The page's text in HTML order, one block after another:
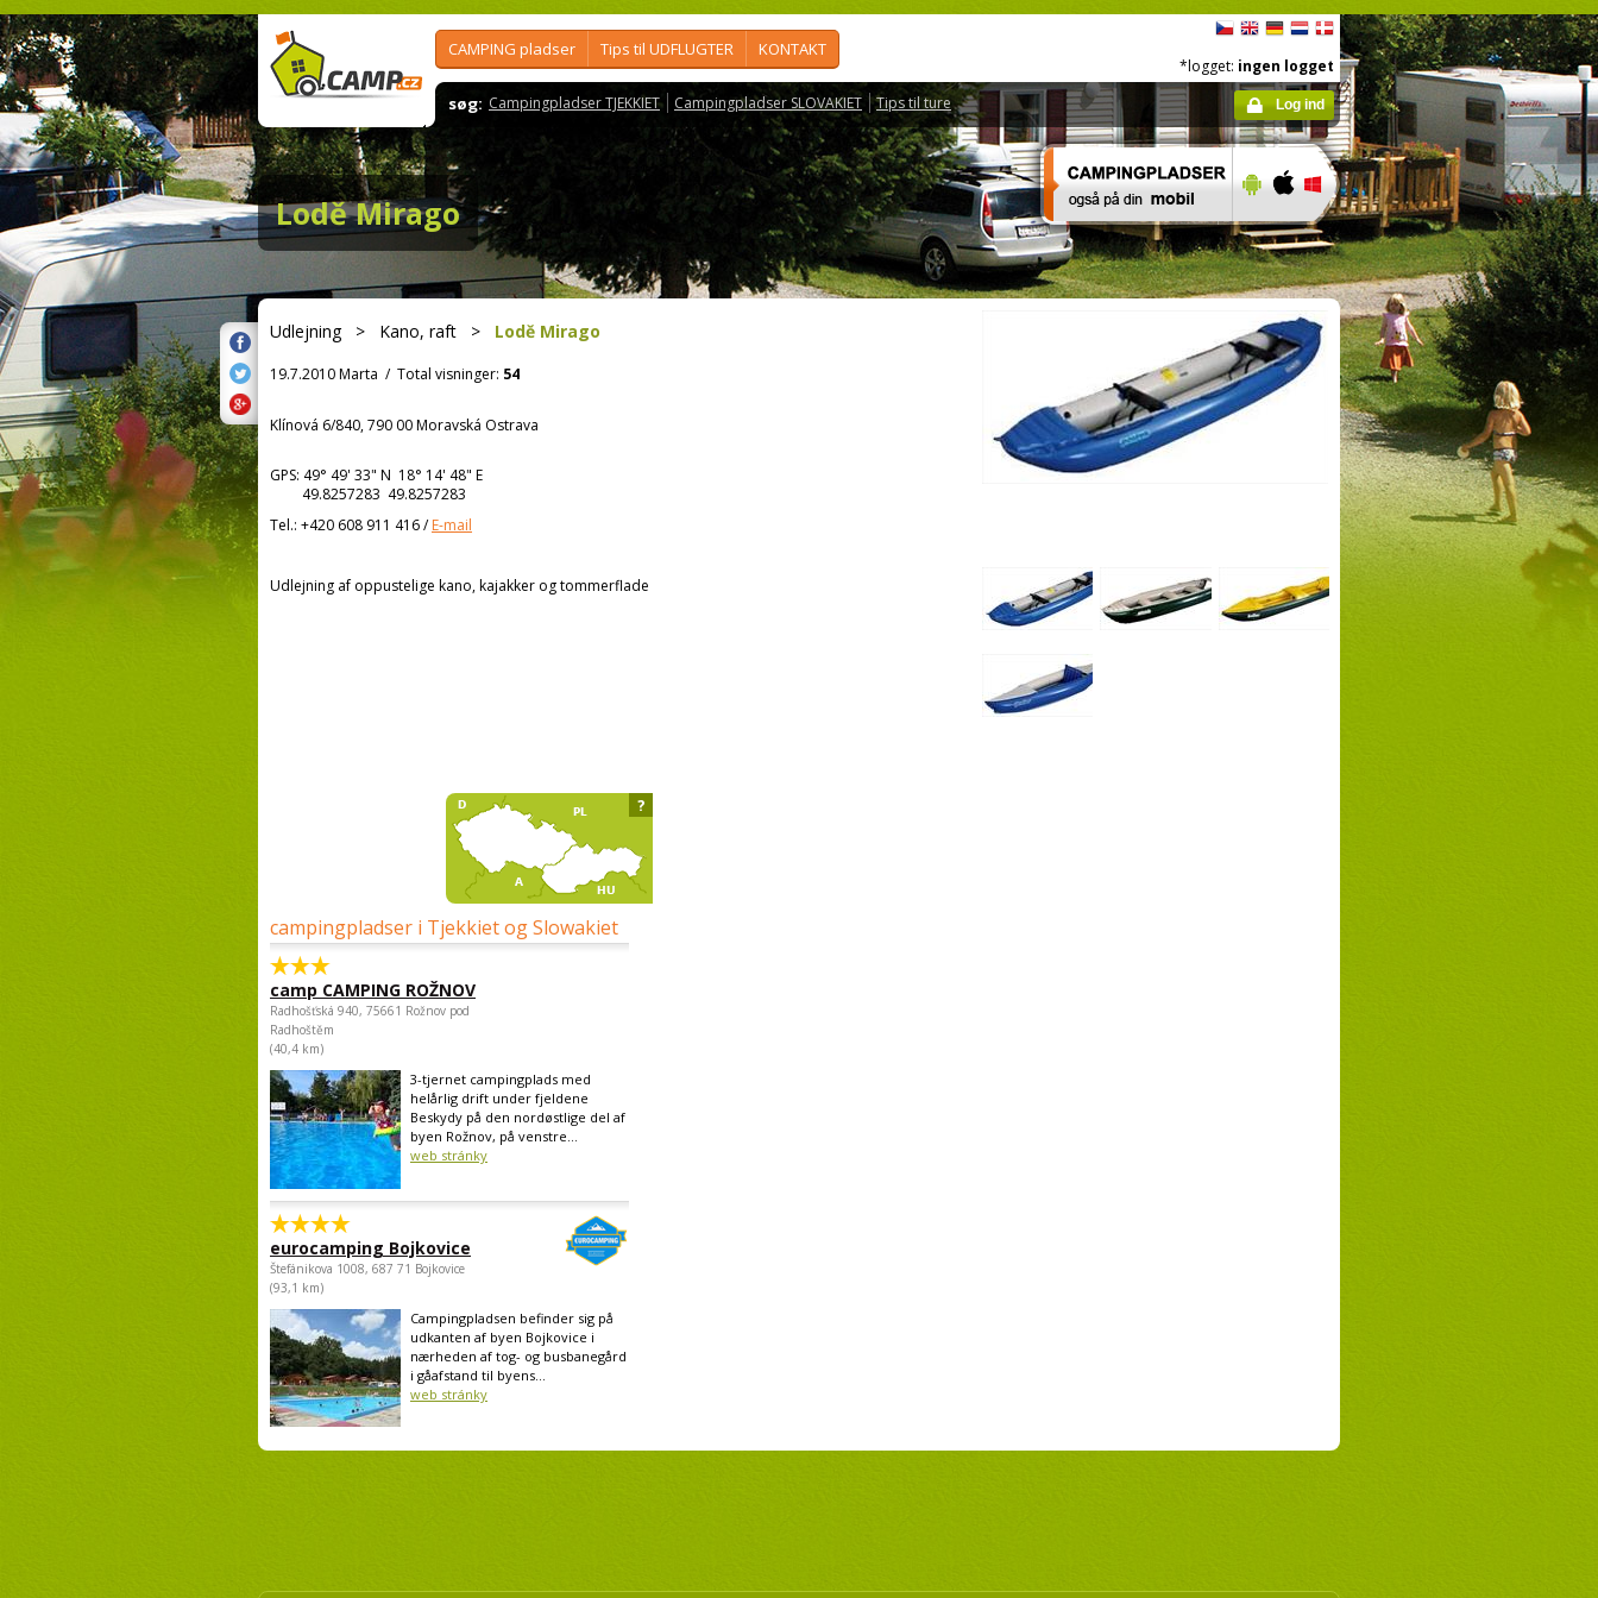
CAMPING pladser Tips til UDFLUGTER KONTAKT
søg: Campingpladser TJEKKIET Campingpladser SLOVAKIET Tips til ture
*logget: ingen logget
Log ind
Lodě Mirago
Udlejning> Kano, raft > Lodě Mirago
19.7.2010 Marta / Total visninger: 54
Klínová 6/840, 790 00 Moravská Ostrava
GPS: 49° 49' 33" N 18° 14' 48" E
49.8257283 49.8257283
Tel.: +420 608 911 416/E-mail
Udlejning af oppustelige kano, kajakker og tommerflade
campingpladser i Tjekkiet og Slowakiet
camp CAMPING ROŽNOV
Radhošťská 940, 75661 Rožnov pod
Radhoštěm
(40,4 km)
3-tjernet campingplads med
helårlig drift under fjeldene
Beskydy på den nordøstlige del af
byen Rožnov, på venstre...
web stránky
eurocamping Bojkovice
Štefánikova 1008, 687 71 Bojkovice
(93,1 km)
Campingpladsen befinder sig på
udkanten af byen Bojkovice i
nærheden af tog- og busbanegård
i gåafstand til byens...
web stránky
?